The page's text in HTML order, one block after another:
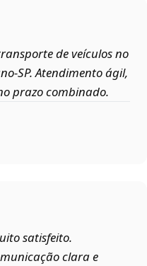
de veículos no
Atendimento ágil,
prazo combinado.
satisfeito.
clara e